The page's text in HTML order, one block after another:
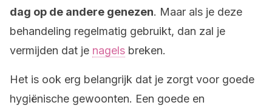
dag op de andere genezen. Maar als je deze
behandeling regelmatig gebruikt, dan zal je
vermijden dat je nagels breken.
Het is ook erg belangrijk dat je zorgt voor goede
hygiënische gewoonten. Een goede en